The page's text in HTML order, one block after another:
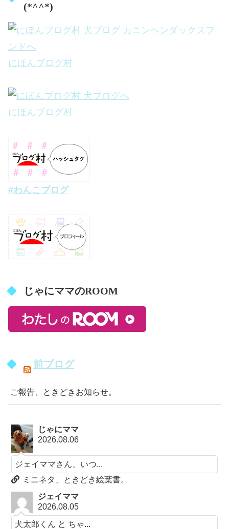
(*^^*)
にほんブログ村
にほんブログ村
#わんこブログ
じゃにママのROOM
前ブログ
ご報告、ときどきお知らせ。
じゃにママ
2026.08.06
ジェイママさん、いつ...
ミニネタ、ときどき絵葉書。
ジェイママ
2026.08.05
犬太郎くん と ちゃ...